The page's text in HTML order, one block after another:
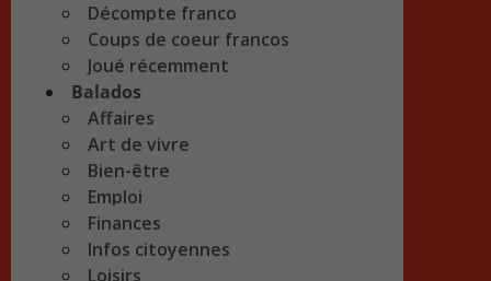
Décompte franco
Coups de coeur francos
Joué récemment
Balados
Affaires
Art de vivre
Bien-être
Emploi
Finances
Infos citoyennes
Loisirs